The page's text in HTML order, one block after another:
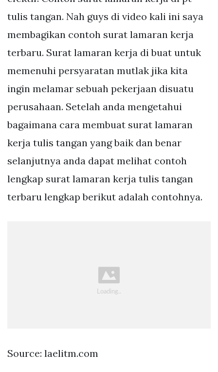
tulis tangan. Nah guys di video kali ini saya
membagikan contoh surat lamaran kerja
terbaru. Surat lamaran kerja di buat untuk
memenuhi persyaratan mutlak jika kita
ingin melamar sebuah pekerjaan disuatu
perusahaan. Setelah anda mengetahui
bagaimana cara membuat surat lamaran
kerja tulis tangan yang baik dan benar
selanjutnya anda dapat melihat contoh
lengkap surat lamaran kerja tulis tangan
terbaru lengkap berikut adalah contohnya.
Source: laelitm.com